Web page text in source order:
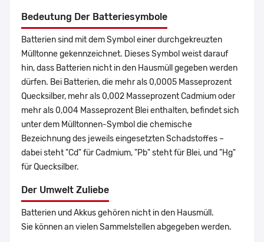
Bedeutung Der Batteriesymbole
Batterien sind mit dem Symbol einer durchgekreuzten
Mülltonne gekennzeichnet. Dieses Symbol weist darauf
hin, dass Batterien nicht in den Hausmüll gegeben werden
dürfen. Bei Batterien, die mehr als 0,0005 Masseprozent
Quecksilber, mehr als 0,002 Masseprozent Cadmium oder
mehr als 0,004 Masseprozent Blei enthalten, befindet sich
unter dem Mülltonnen-Symbol die chemische
Bezeichnung des jeweils eingesetzten Schadstoffes –
dabei steht "Cd" für Cadmium, "Pb" steht für Blei, und "Hg"
für Quecksilber.
Der Umwelt Zuliebe
Batterien und Akkus gehören nicht in den Hausmüll.
Sie können an vielen Sammelstellen abgegeben werden.